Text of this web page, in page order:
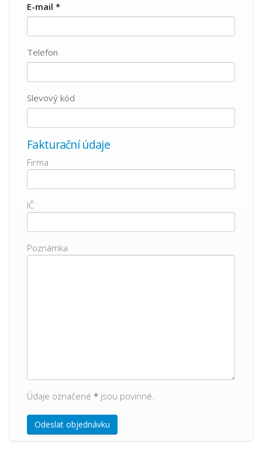
E-mail *
Telefon
Slevový kód
Fakturační údaje
Firma
IČ
Poznámka
Údaje označené * jsou povinné.
Odeslat objednávku